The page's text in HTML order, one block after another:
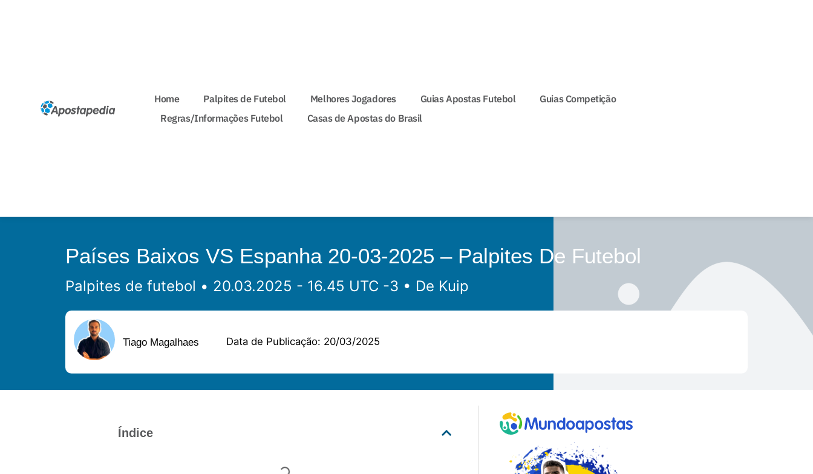
Home Palpites de Futebol Melhores Jogadores Guias Apostas Futebol
Guias Competição
Regras/Informações Futebol
Casas de Apostas do Brasil
Países Baixos VS Espanha 20-03-2025 – Palpites De Futebol
Palpites de futebol De Kuip
Tiago Magalhaes Data de Publicação: 20/03/2025
Índice